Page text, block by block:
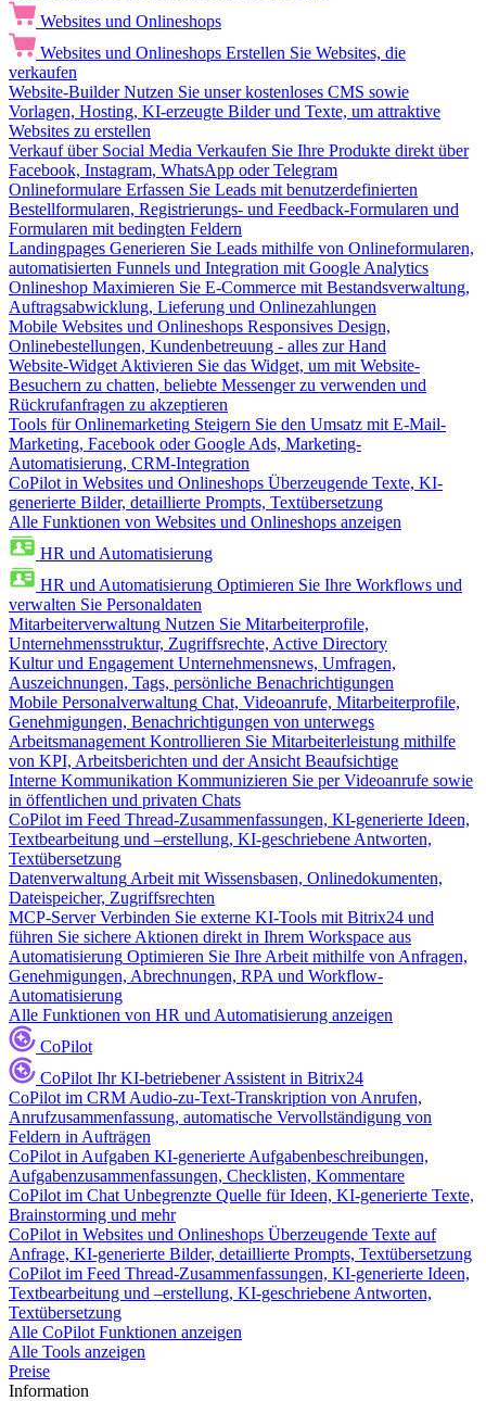
Websites und Onlineshops
Websites und Onlineshops Erstellen Sie Websites, die
verkaufen
Website-Builder Nutzen Sie unser kostenloses CMS sowie
Vorlagen, Hosting, KI-erzeugte Bilder und Texte, um attraktive
Websites zu erstellen
Verkauf über Social Media Verkaufen Sie Ihre Produkte direkt über
Facebook, Instagram, WhatsApp oder Telegram
Onlineformulare Erfassen Sie Leads mit benutzerdefinierten
Bestellformularen, Registrierungs- und Feedback-Formularen und
Formularen mit bedingten Feldern
Landingpages Generieren Sie Leads mithilfe von Onlineformularen,
automatisierten Funnels und Integration mit Google Analytics
Onlineshop Maximieren Sie E-Commerce mit Bestandsverwaltung,
Auftragsabwicklung, Lieferung und Onlinezahlungen
Mobile Websites und Onlineshops Responsives Design,
Onlinebestellungen, Kundenbetreuung - alles zur Hand
Website-Widget Aktivieren Sie das Widget, um mit Website-
Besuchern zu chatten, beliebte Messenger zu verwenden und
Rückrufanfragen zu akzeptieren
Tools für Onlinemarketing Steigern Sie den Umsatz mit E-Mail-
Marketing, Facebook oder Google Ads, Marketing-
Automatisierung, CRM-Integration
CoPilot in Websites und Onlineshops Überzeugende Texte, KI-
generierte Bilder, detaillierte Prompts, Textübersetzung
Alle Funktionen von Websites und Onlineshops anzeigen
HR und Automatisierung
HR und Automatisierung Optimieren Sie Ihre Workflows und
verwalten Sie Personaldaten
Mitarbeiterverwaltung Nutzen Sie Mitarbeiterprofile,
Unternehmensstruktur, Zugriffsrechte, Active Directory
Kultur und Engagement Unternehmensnews, Umfragen,
Auszeichnungen, Tags, persönliche Benachrichtigungen
Mobile Personalverwaltung Chat, Videoanrufe, Mitarbeiterprofile,
Genehmigungen, Benachrichtigungen von unterwegs
Arbeitsmanagement Kontrollieren Sie Mitarbeiterleistung mithilfe
von KPI, Arbeitsberichten und der Ansicht Beaufsichtige
Interne Kommunikation Kommunizieren Sie per Videoanrufe sowie
in öffentlichen und privaten Chats
CoPilot im Feed Thread-Zusammenfassungen, KI-generierte Ideen,
Textbearbeitung und –erstellung, KI-geschriebene Antworten,
Textübersetzung
Datenverwaltung Arbeit mit Wissensbasen, Onlinedokumenten,
Dateispeicher, Zugriffsrechten
MCP-Server Verbinden Sie externe KI-Tools mit Bitrix24 und
führen Sie sichere Aktionen direkt in Ihrem Workspace aus
Automatisierung Optimieren Sie Ihre Arbeit mithilfe von Anfragen,
Genehmigungen, Abrechnungen, RPA und Workflow-
Automatisierung
Alle Funktionen von HR und Automatisierung anzeigen
CoPilot
CoPilot Ihr KI-betriebener Assistent in Bitrix24
CoPilot im CRM Audio-zu-Text-Transkription von Anrufen,
Anrufzusammenfassung, automatische Vervollständigung von
Feldern in Aufträgen
CoPilot in Aufgaben KI-generierte Aufgabenbeschreibungen,
Aufgabenzusammenfassungen, Checklisten, Kommentare
CoPilot im Chat Unbegrenzte Quelle für Ideen, KI-generierte Texte,
Brainstorming und mehr
CoPilot in Websites und Onlineshops Überzeugende Texte auf
Anfrage, KI-generierte Bilder, detaillierte Prompts, Textübersetzung
CoPilot im Feed Thread-Zusammenfassungen, KI-generierte Ideen,
Textbearbeitung und –erstellung, KI-geschriebene Antworten,
Textübersetzung
Alle CoPilot Funktionen anzeigen
Alle Tools anzeigen
Preise
Information